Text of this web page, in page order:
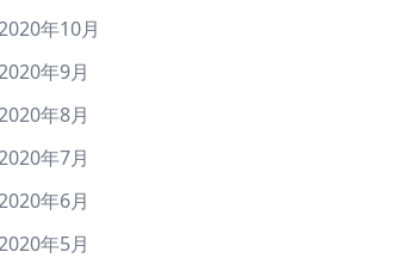
年10月
年9月
年8月
年7月
年6月
年5月